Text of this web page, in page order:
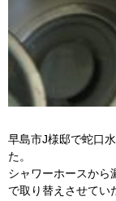
早島市J様邸で蛇口
た。
シャワーホースから
で取り替えさせてい